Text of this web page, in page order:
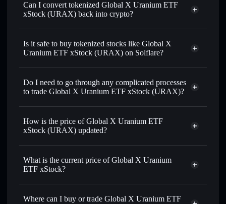
Can I convert tokenized Global X Uranium ETF
xStock (URAX) back into crypto?
Global X Uranium ETF xStock
Is it safe to buy tokenized stocks like Global X
Uranium ETF xStock (URAX) on Solflare?
1:1 backed,
Do I need to go through any complicated processes
to trade Global X Uranium ETF xStock (URAX)?
How is the price of Global X Uranium ETF
xStock (URAX) updated?
Global X Uranium ETF xStock
What is the current price of Global X Uranium
ETF xStock?
Global X Uranium ETF xStock
Where can I buy or trade Global X Uranium ETF